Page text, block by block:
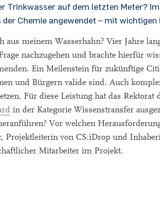
Trinkwasser auf dem letzten Meter?
Chemie angewendet – mit
aus meinem Wasserhahn? Vier Jahre
nachzugehen und brachte hierfür
Ein Meilenstein für zukünftige
und Bürgern valide sind. Auch
Für diese Leistung hat das
in der Kategorie Wissenstransfer
Vor welchen
Projektleiterin von CS:iDrop und
Mitarbeiter im Projekt.